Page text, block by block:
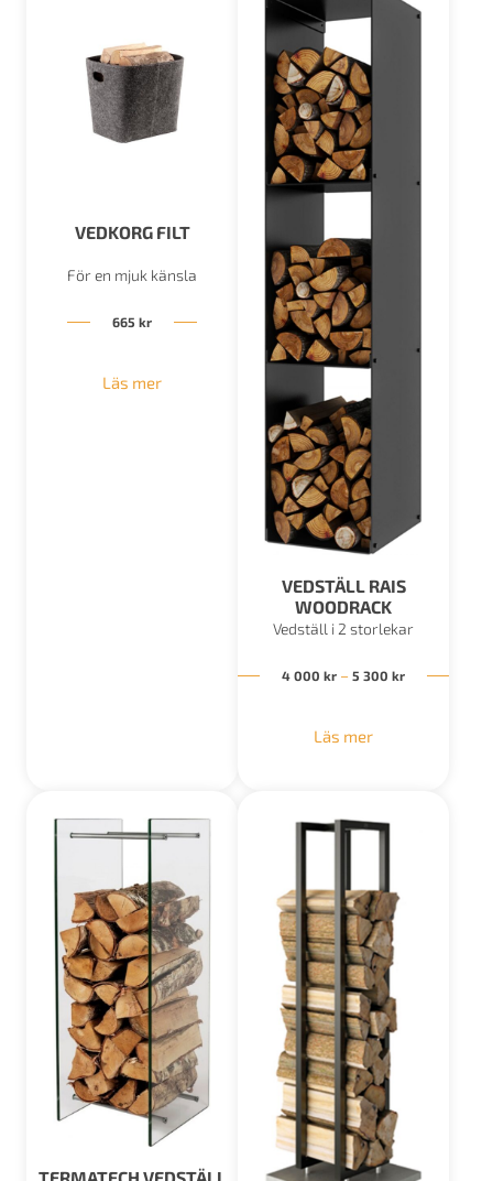
VEDKORG FILT
För en mjuk känsla
665 kr
Läs mer
VEDSTÄLL RAIS
WOODRACK
Vedställ i 2 storlekar
4 000 kr – 5 300 kr
Läs mer
TERMATECH VEDSTÄLL